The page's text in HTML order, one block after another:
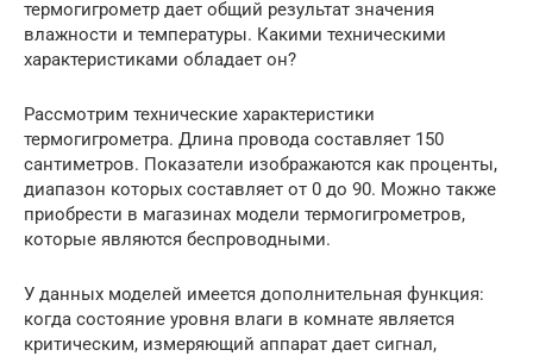
термогигрометр дает общий результат значения
влажности и температуры. Какими техническими
характеристиками обладает он?
Рассмотрим технические характеристики
термогигрометра. Длина провода составляет 150
сантиметров. Показатели изображаются как проценты,
диапазон которых составляет от 0 до 90. Можно также
приобрести в магазинах модели термогигрометров,
которые являются беспроводными.
У данных моделей имеется дополнительная функция:
когда состояние уровня влаги в комнате является
критическим, измеряющий аппарат дает сигнал,